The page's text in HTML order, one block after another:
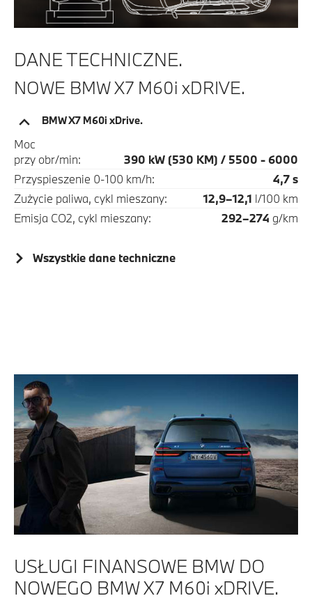
DANE TECHNICZNE.
NOWE BMW X7 M60i xDRIVE.
BMW X7 M60i xDrive.
Moc
przy obr/min:
390 kW (530 KM) / 5500 - 6000
Przyspieszenie 0-100 km/h:
4,7 s
Zużycie paliwa, cykl mieszany:
12,9–12,1 l/100 km
Emisja CO2, cykl mieszany:
292–274 g/km
Wszystkie dane techniczne
USŁUGI FINANSOWE BMW DO
NOWEGO BMW X7 M60i xDRIVE.